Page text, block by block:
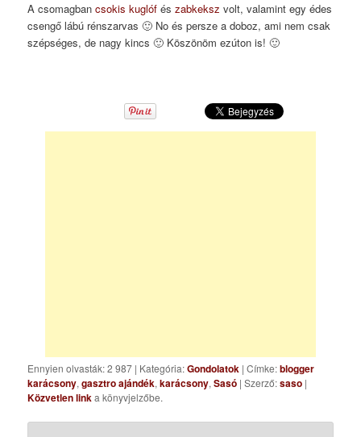
A csomagbancsokis kuglóf észabkeksz volt, valamint egy édes
csengő lábú rénszarvas 🙂 No és persze a doboz, ami nem csak
szépséges, de nagy kincs 🙂 Köszönöm ezúton is! 🙂
Ennyien olvasták: 2 987 | Kategória:Gondolatok | Címke:blogger
karácsony,gasztro ajándék,karácsony,Sasó | Szerző:saso |
Közvetlen linka könyvjelzőbe.